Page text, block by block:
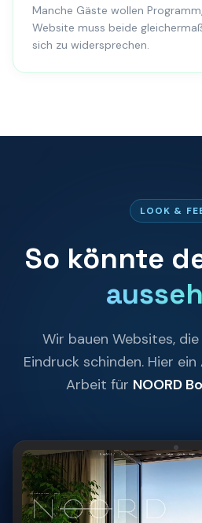
Manche Gäste wollen
Website muss beide
sich zu widersprechen.
LOOK &
So könnte
Wir bauen Websites,
Eindruck schinden. Hier
Arbeit für NOORD